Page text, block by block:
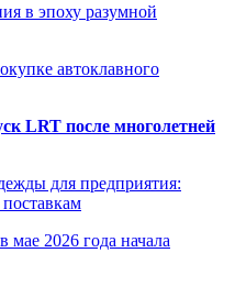
в эпоху разумной
автоклавного
LRT после многолетней
для предприятия:
мае 2026 года начала